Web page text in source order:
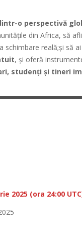
o perspectivă
din Africa, să
schimbare reală;și să
, și oferă
studenți și tineri
2025 (ora 24:00